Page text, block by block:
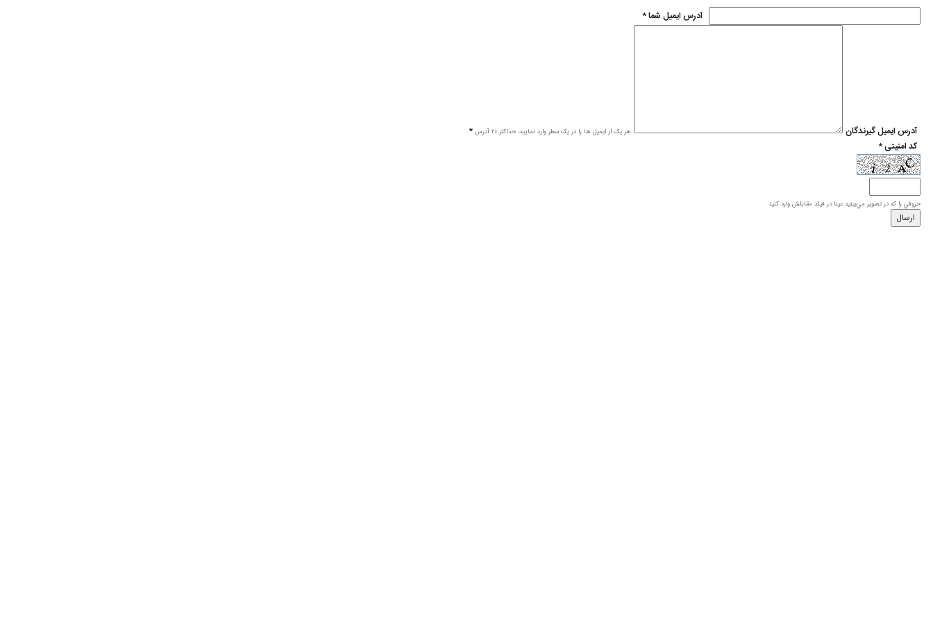
* آدرس ايميل شما
* آدرس ايميل گيرندگان هر یک از ایمیل ها را در یک سطر وارد نمایید، حداکثر ۲۰ آدرس
* کد امنیتی
حروفي را كه در تصوير مي‌بينيد عينا در فيلد مقابلش وارد كنيد